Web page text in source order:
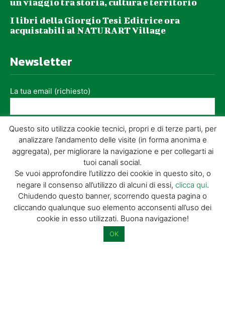
un viaggio tra storia, cultura e territorio
I libri della Giorgio Tesi Editrice ora
acquistabili al NATURART Village
Newsletter
La tua email (richiesto)
Acconsento al trattamento dei miei dati personali per l’invio di
materiale informativo e promozionale tramite il servizio di
newsletter
Dimostra di essere umano selezionandocasa.
Questo sito utilizza cookie tecnici, propri e di terze parti, per
analizzare l’andamento delle visite (in forma anonima e
aggregata), per migliorare la navigazione e per collegarti ai
tuoi canali social.
Se vuoi approfondire l’utilizzo dei cookie in questo sito, o
negare il consenso all’utilizzo di alcuni di essi, clicca qui.
Chiudendo questo banner, scorrendo questa pagina o
cliccando qualunque suo elemento acconsenti all’uso dei
cookie in esso utilizzati. Buona navigazione!
OK